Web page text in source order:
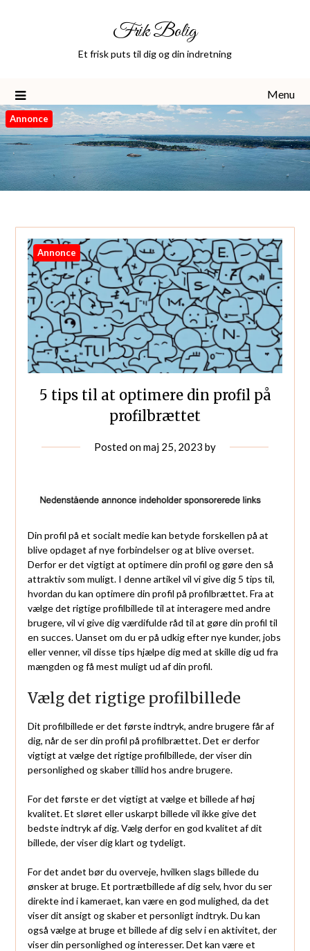
Frik Bolig
Et frisk puts til dig og din indretning
Menu
Annonce
Annonce
5 tips til at optimere din profil på
profilbrættet
Posted onmaj 25, 2023 by
Din profil på et socialt medie kan betyde forskellen på at
blive opdaget af nye forbindelser og at blive overset.
Derfor er det vigtigt at optimere din profil og gøre den så
attraktiv som muligt. I denne artikel vil vi give dig 5 tips til,
hvordan du kan optimere din profil på profilbrættet. Fra at
vælge det rigtige profilbillede til at interagere med andre
brugere, vil vi give dig værdifulde råd til at gøre din profil til
en succes. Uanset om du er på udkig efter nye kunder, jobs
eller venner, vil disse tips hjælpe dig med at skille dig ud fra
mængden og få mest muligt ud af din profil.
Vælg det rigtige profilbillede
Dit profilbillede er det første indtryk, andre brugere får af
dig, når de ser din profil på profilbrættet. Det er derfor
vigtigt at vælge det rigtige profilbillede, der viser din
personlighed og skaber tillid hos andre brugere.
For det første er det vigtigt at vælge et billede af høj
kvalitet. Et sløret eller uskarpt billede vil ikke give det
bedste indtryk af dig. Vælg derfor en god kvalitet af dit
billede, der viser dig klart og tydeligt.
For det andet bør du overveje, hvilken slags billede du
ønsker at bruge. Et portrætbillede af dig selv, hvor du ser
direkte ind i kameraet, kan være en god mulighed, da det
viser dit ansigt og skaber et personligt indtryk. Du kan
også vælge at bruge et billede af dig selv i en aktivitet, der
viser din personlighed og interesser. Det kan være et